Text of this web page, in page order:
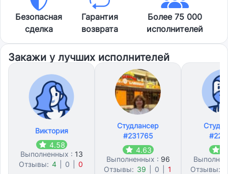
Безопасная
сделка
Гарантия
возврата
Более 75 000
исполнителей
Закажи у лучших исполнителей
Виктория
4.58
Выполненных : 13
Отзывы: 4 0 0
Студлансер
#231765
4.63
Выполненных : 96
Отзывы: 39 0 1
Отзывы: